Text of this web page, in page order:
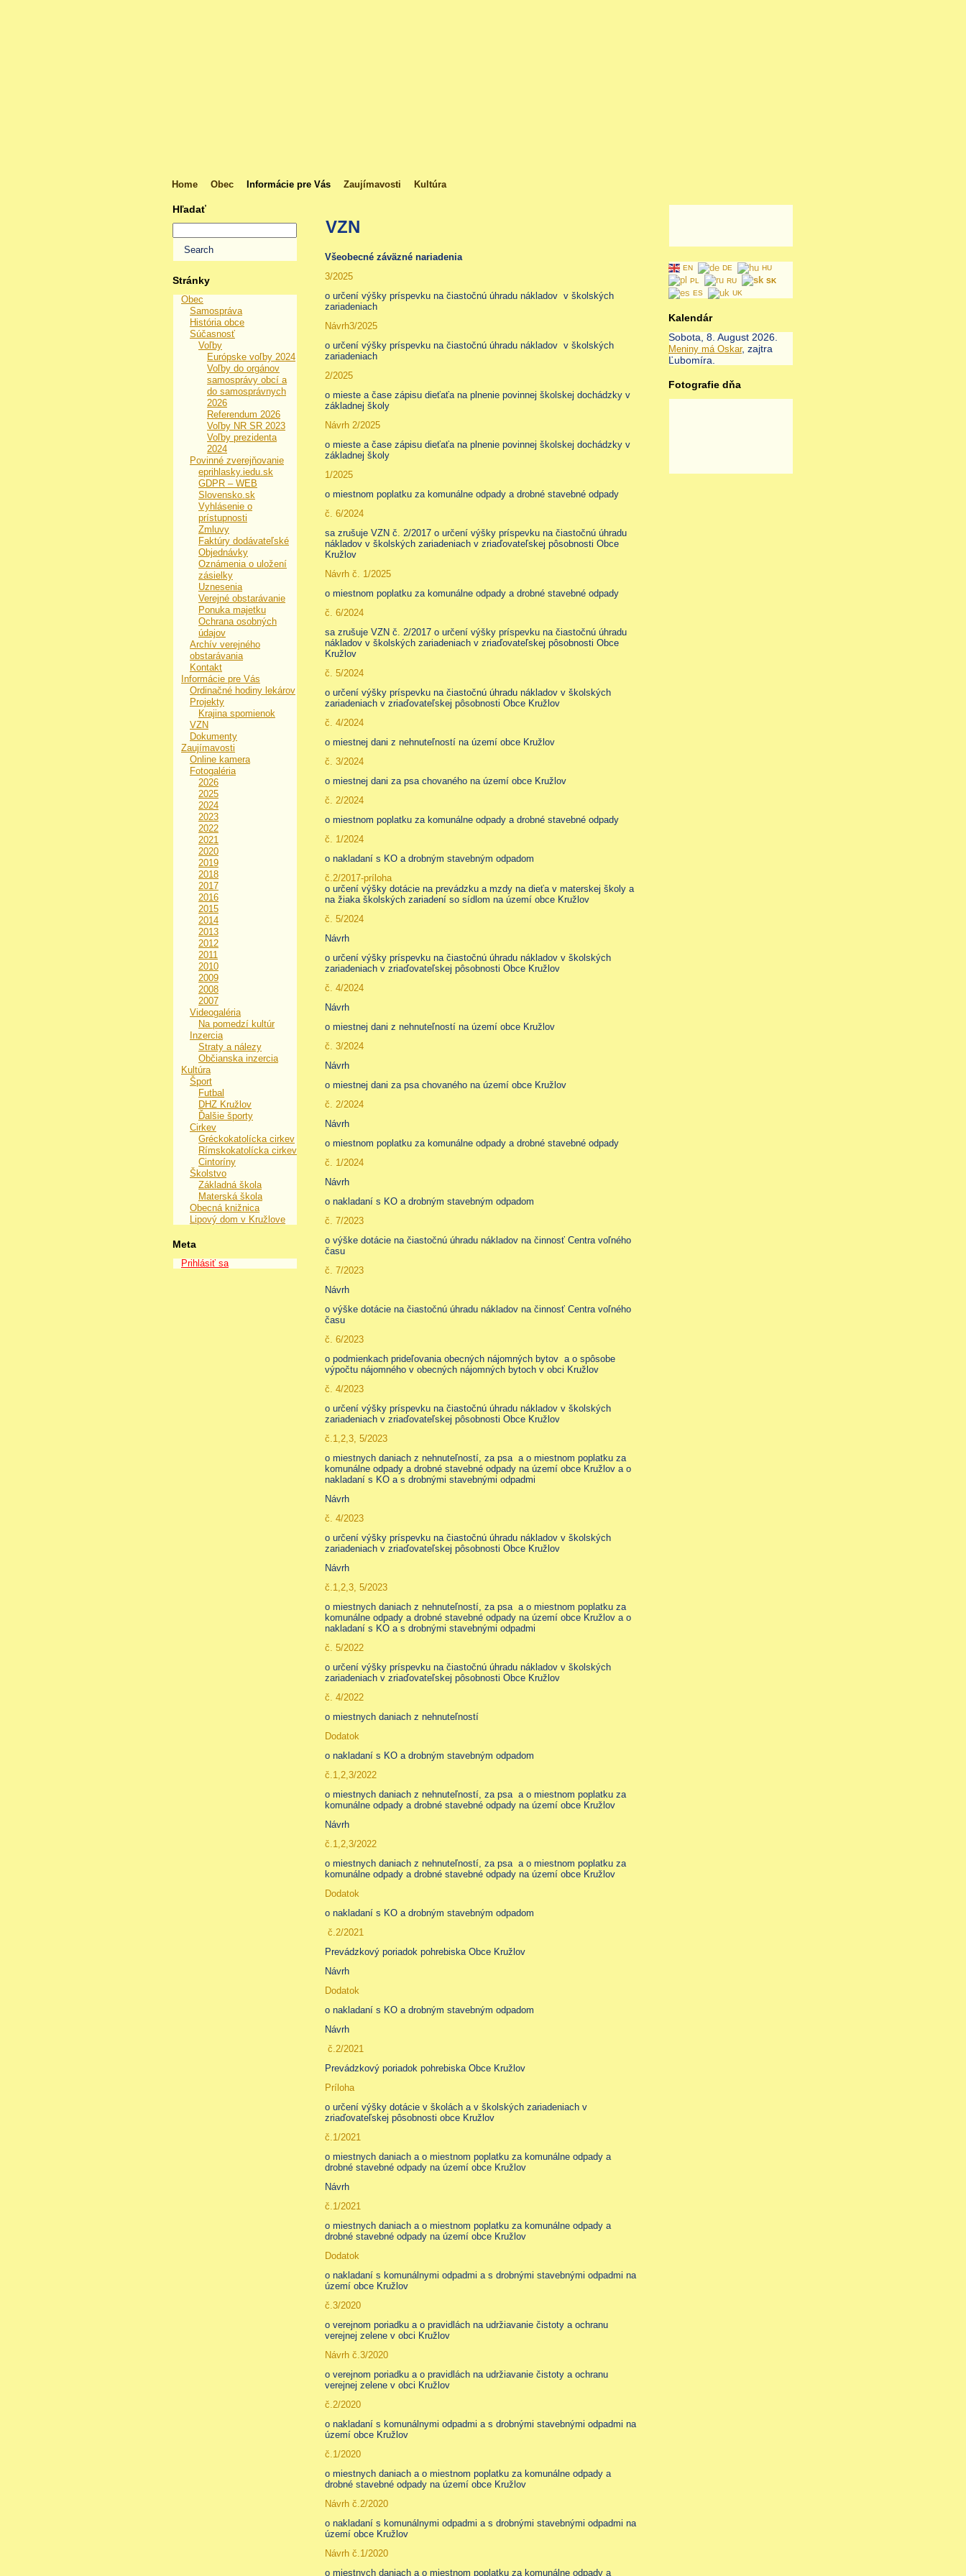
Home Obec Informácie pre Vás Zaujímavosti Kultúra
Hľadať
Stránky
Obec
Samospráva
História obce
Súčasnosť
Voľby
Európske voľby 2024
Voľby do orgánov
samosprávy obcí a
do samosprávnych
2026
Referendum 2026
Voľby NR SR 2023
Voľby prezidenta
2024
Povinné zverejňovanie
eprihlasky.iedu.sk
GDPR – WEB
Slovensko.sk
Vyhlásenie o
prístupnosti
Zmluvy
Faktúry dodávateľské
Objednávky
Oznámenia o uložení
zásielky
Uznesenia
Verejné obstarávanie
Ponuka majetku
Ochrana osobných
údajov
Archív verejného
obstarávania
Kontakt
Informácie pre Vás
Ordinačné hodiny lekárov
Projekty
Krajina spomienok
VZN
Dokumenty
Zaujímavosti
Online kamera
Fotogaléria
2026
2025
2024
2023
2022
2021
2020
2019
2018
2017
2016
2015
2014
2013
2012
2011
2010
2009
2008
2007
Videogaléria
Na pomedzí kultúr
Inzercia
Straty a nálezy
Občianska inzercia
Kultúra
Šport
Futbal
DHZ Kružlov
Ďalšie športy
Cirkev
Gréckokatolícka cirkev
Rímskokatolícka cirkev
Cintoríny
Školstvo
Základná škola
Materská škola
Obecná knižnica
Lipový dom v Kružlove
Meta
Prihlásiť sa
VZN
Všeobecné záväzné nariadenia
3/2025
o určení výšky príspevku na čiastočnú úhradu nákladov v školských
zariadeniach
Návrh3/2025
o určení výšky príspevku na čiastočnú úhradu nákladov v školských
zariadeniach
2/2025
o mieste a čase zápisu dieťaťa na plnenie povinnej školskej dochádzky v
základnej školy
Návrh 2/2025
o mieste a čase zápisu dieťaťa na plnenie povinnej školskej dochádzky v
základnej školy
1/2025
o miestnom poplatku za komunálne odpady a drobné stavebné odpady
č. 6/2024
sa zrušuje VZN č. 2/2017 o určení výšky príspevku na čiastočnú úhradu
nákladov v školských zariadeniach v zriaďovateľskej pôsobnosti Obce
Kružlov
Návrh č. 1/2025
o miestnom poplatku za komunálne odpady a drobné stavebné odpady
č. 6/2024
sa zrušuje VZN č. 2/2017 o určení výšky príspevku na čiastočnú úhradu
nákladov v školských zariadeniach v zriaďovateľskej pôsobnosti Obce
Kružlov
č. 5/2024
o určení výšky príspevku na čiastočnú úhradu nákladov v školských
zariadeniach v zriaďovateľskej pôsobnosti Obce Kružlov
č. 4/2024
o miestnej dani z nehnuteľností na území obce Kružlov
č. 3/2024
o miestnej dani za psa chovaného na území obce Kružlov
č. 2/2024
o miestnom poplatku za komunálne odpady a drobné stavebné odpady
č. 1/2024
o nakladaní s KO a drobným stavebným odpadom
č.2/2017-príloha
o určení výšky dotácie na prevádzku a mzdy na dieťa v materskej školy a
na žiaka školských zariadení so sídlom na území obce Kružlov
č. 5/2024
Návrh
o určení výšky príspevku na čiastočnú úhradu nákladov v školských
zariadeniach v zriaďovateľskej pôsobnosti Obce Kružlov
č. 4/2024
Návrh
o miestnej dani z nehnuteľností na území obce Kružlov
č. 3/2024
Návrh
o miestnej dani za psa chovaného na území obce Kružlov
č. 2/2024
Návrh
o miestnom poplatku za komunálne odpady a drobné stavebné odpady
č. 1/2024
Návrh
o nakladaní s KO a drobným stavebným odpadom
č. 7/2023
o výške dotácie na čiastočnú úhradu nákladov na činnosť Centra voľného
času
č. 7/2023
Návrh
o výške dotácie na čiastočnú úhradu nákladov na činnosť Centra voľného
času
č. 6/2023
o podmienkach prideľovania obecných nájomných bytov a o spôsobe
výpočtu nájomného v obecných nájomných bytoch v obci Kružlov
č. 4/2023
o určení výšky príspevku na čiastočnú úhradu nákladov v školských
zariadeniach v zriaďovateľskej pôsobnosti Obce Kružlov
č.1,2,3, 5/2023
o miestnych daniach z nehnuteľností, za psa a o miestnom poplatku za
komunálne odpady a drobné stavebné odpady na území obce Kružlov a o
nakladaní s KO a s drobnými stavebnými odpadmi
Návrh
č. 4/2023
o určení výšky príspevku na čiastočnú úhradu nákladov v školských
zariadeniach v zriaďovateľskej pôsobnosti Obce Kružlov
Návrh
č.1,2,3, 5/2023
o miestnych daniach z nehnuteľností, za psa a o miestnom poplatku za
komunálne odpady a drobné stavebné odpady na území obce Kružlov a o
nakladaní s KO a s drobnými stavebnými odpadmi
č. 5/2022
o určení výšky príspevku na čiastočnú úhradu nákladov v školských
zariadeniach v zriaďovateľskej pôsobnosti Obce Kružlov
č. 4/2022
o miestnych daniach z nehnuteľností
Dodatok
o nakladaní s KO a drobným stavebným odpadom
č.1,2,3/2022
o miestnych daniach z nehnuteľností, za psa a o miestnom poplatku za
komunálne odpady a drobné stavebné odpady na území obce Kružlov
Návrh
č.1,2,3/2022
o miestnych daniach z nehnuteľností, za psa a o miestnom poplatku za
komunálne odpady a drobné stavebné odpady na území obce Kružlov
Dodatok
o nakladaní s KO a drobným stavebným odpadom
č.2/2021
Prevádzkový poriadok pohrebiska Obce Kružlov
Návrh
Dodatok
o nakladaní s KO a drobným stavebným odpadom
Návrh
č.2/2021
Prevádzkový poriadok pohrebiska Obce Kružlov
Príloha
o určení výšky dotácie v školách a v školských zariadeniach v
zriaďovateľskej pôsobnosti obce Kružlov
č.1/2021
o miestnych daniach a o miestnom poplatku za komunálne odpady a
drobné stavebné odpady na území obce Kružlov
Návrh
č.1/2021
o miestnych daniach a o miestnom poplatku za komunálne odpady a
drobné stavebné odpady na území obce Kružlov
Dodatok
o nakladaní s komunálnymi odpadmi a s drobnými stavebnými odpadmi na
území obce Kružlov
č.3/2020
o verejnom poriadku a o pravidlách na udržiavanie čistoty a ochranu
verejnej zelene v obci Kružlov
Návrh č.3/2020
o verejnom poriadku a o pravidlách na udržiavanie čistoty a ochranu
verejnej zelene v obci Kružlov
č.2/2020
o nakladaní s komunálnymi odpadmi a s drobnými stavebnými odpadmi na
území obce Kružlov
č.1/2020
o miestnych daniach a o miestnom poplatku za komunálne odpady a
drobné stavebné odpady na území obce Kružlov
Návrh č.2/2020
o nakladaní s komunálnymi odpadmi a s drobnými stavebnými odpadmi na
území obce Kružlov
Návrh č.1/2020
o miestnych daniach a o miestnom poplatku za komunálne odpady a
EN DE
HU
PL
RU
SK
ES
UK
Kalendár
Sobota , 8. August 2026.
Meniny má Oskar, zajtra
Ľubomíra
Fotografie dňa